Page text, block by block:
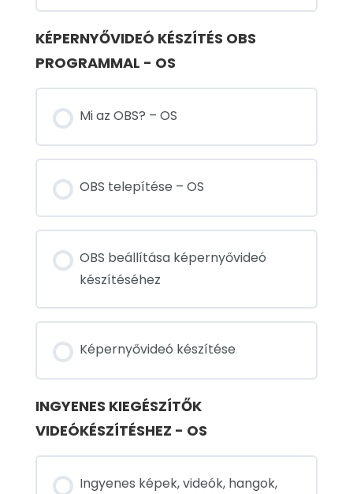
KÉPERNYŐVIDEÓ KÉSZÍTÉS OBS
PROGRAMMAL - OS
Mi az OBS? – OS
OBS telepítése – OS
OBS beállítása képernyővideó
készítéséhez
Képernyővideó készítése
INGYENES KIEGÉSZÍTŐK
VIDEÓKÉSZÍTÉSHEZ - OS
Ingyenes képek, videók, hangok,